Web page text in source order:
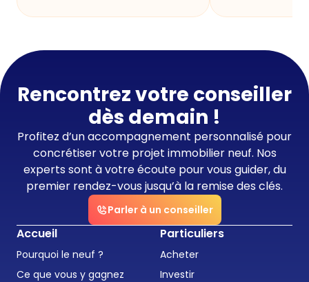
Rencontrez votre conseiller
dès demain !
Profitez d’un accompagnement personnalisé pour
concrétiser votre projet immobilier neuf. Nos
experts sont à votre écoute pour vous guider, du
premier rendez-vous jusqu’à la remise des clés.
Parler à un conseiller
Accueil
Pourquoi le neuf ?
Ce que vous y gagnez
Particuliers
Acheter
Investir